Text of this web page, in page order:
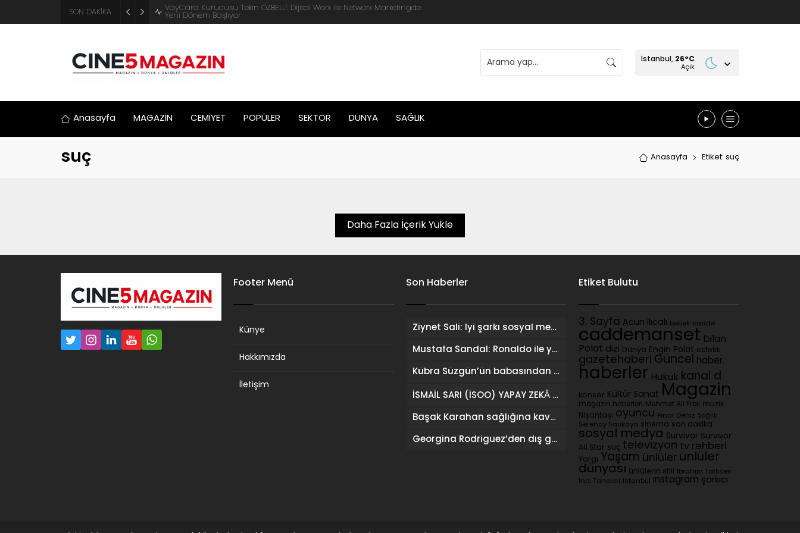
SON DAKİKA
VayCard Kurucusu Tekin ÖZBELLİ: Dijital Work ile Network Marketingde
Yeni Dönem Başlıyor
İstanbul, 26°C
Açık
Anasayfa MAGAZİN CEMİYET POPÜLER SEKTÖR DÜNYA SAĞLIK
suç Anasayfa Etiket: suç
Daha Fazla İçerik Yükle
Footer Menü
Künye
Hakkımızda
İletişim
Son Haberler
Ziynet Sali: İyi şarkı sosyal medyayla da yolunu buluyor
Mustafa Sandal: Ronaldo ile yarışırım
Kübra Süzgün’ün babasından dikkat çeken iddialar: “3 milyon dolar kazanıldı”
İSMAİL SARI (İSOO) YAPAY ZEKÂ DESTEKLİ MÜZİK ÇALIŞMALARIYLA DİJİTAL SAHNEDE
Başak Karahan sağlığına kavuştu, doğum gününü ailesiyle kutladı
Georgina Rodriguez’den dış görünüş eleştirilerine yanıt
Etiket Bulutu
3. Sayfa Acun Ilıcalı bebek cadde
caddemanset Dilan
Polat dizi Dünya Engin Polat estetik
gazetehaberi Güncel haber
haberler Hukuk kanal d
konser Kültür Sanat Magazin
magazin haberleri Mehmet Ali Erbil
müzik
Nişantaşı oyuncu Pınar Deniz Sağlık
Serenay Sarıkaya sinema son dakika
sosyal medya Survivor Survivor
All Star suç televizyon tv rehberi
Yargı Yaşam ünlüler ünlüler
dünyası ünlülerin stili İbrahim Tatlıses
İnci Taneleri İstanbul ınstagram şarkıcı